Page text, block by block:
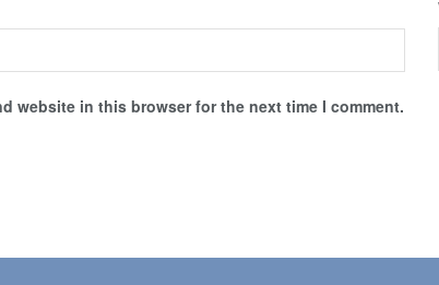
website in this browser for the next time I comment.